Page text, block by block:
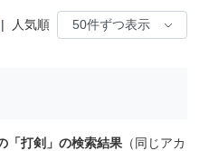
| 人気順
「打剣」の検索結果 （同じアカ